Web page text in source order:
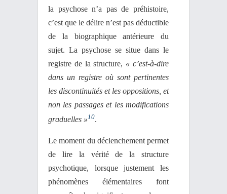
la psychose n’a pas de préhistoire,
c’est que le délire n’est pas déductible
de la biographique antérieure du
sujet. La psychose se situe dans le
registre de la structure, « c’est-à-dire
dans un registre où sont pertinentes
les discontinuités et les oppositions, et
non les passages et les modifications
graduelles »10.
Le moment du déclenchement permet
de lire la vérité de la structure
psychotique, lorsque justement les
phénomènes élémentaires font